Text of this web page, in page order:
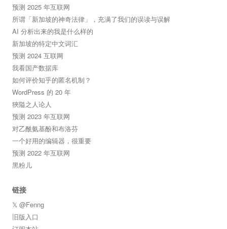
预测 2025 年互联网
所谓「新加坡的神奇法律」，充满了我们的误读与误解
AI 分析出来的我是什么样的
新加坡的特定中文词汇
预测 2024 互联网
我看国产数据库
如何评价知乎的匿名机制？
WordPress 的 20 年
狹隘之人论人
预测 2023 年互联网
对乙酰氨基酚和布洛芬
一个好用的编辑器，很重要
预测 2022 年互联网
黑粉儿
链接
𝕏 @Fenng
旧版入口